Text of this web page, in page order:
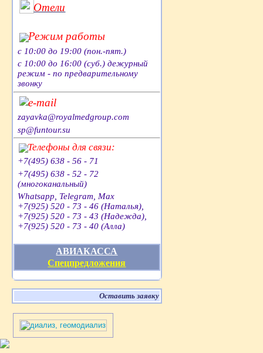
Отели
Режим работы
с 10:00 до 19:00 (пон.-пят.)
с 10:00 до 16:00 (суб.) дежурный
режим - по предварительному
звонку
e-mail
zayavka@royalmedgroup.com
sp@funtour.su
Телефоны для связи:
+7(495) 638 - 56 - 71
+7(495) 638 - 52 - 72
(многоканальный)
Whatsapp, Telegram, Max
+7(925) 520 - 73 - 46 (Наталья),
+7(925) 520 - 73 - 43 (Надежда),
+7(925) 520 - 73 - 40 (Алла)
АВИАКАССА
Спецпредложения
Оставить заявку